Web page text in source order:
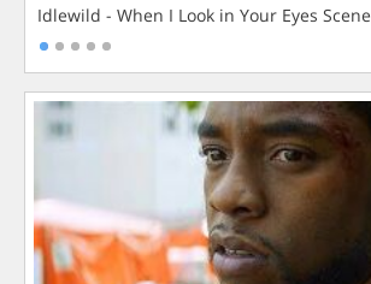
Idlewild - When I Look in Your Eyes Scene